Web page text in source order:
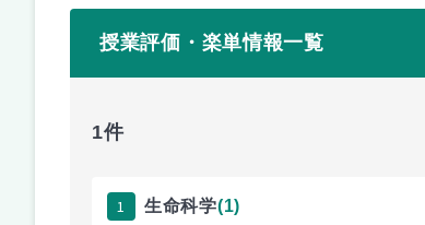
授業評価・楽単情報一覧
1件
1 生命科学(1)